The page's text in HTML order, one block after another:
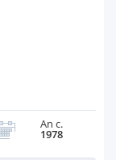
An c.
1978